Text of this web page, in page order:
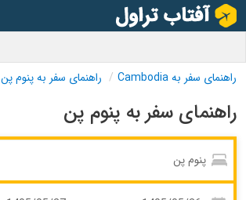
راهنمای سفر به Cambodia راهنمای سفر به پنوم پن
راهنمای سفر به پنوم پن